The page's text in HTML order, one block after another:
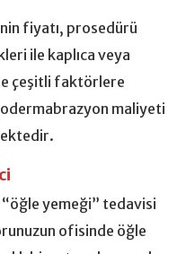
fiyatı, prosedürü
ile kaplıca veya
çeşitli faktörlere
maliyeti
yemeği” tedavisi
ofisinde öğle